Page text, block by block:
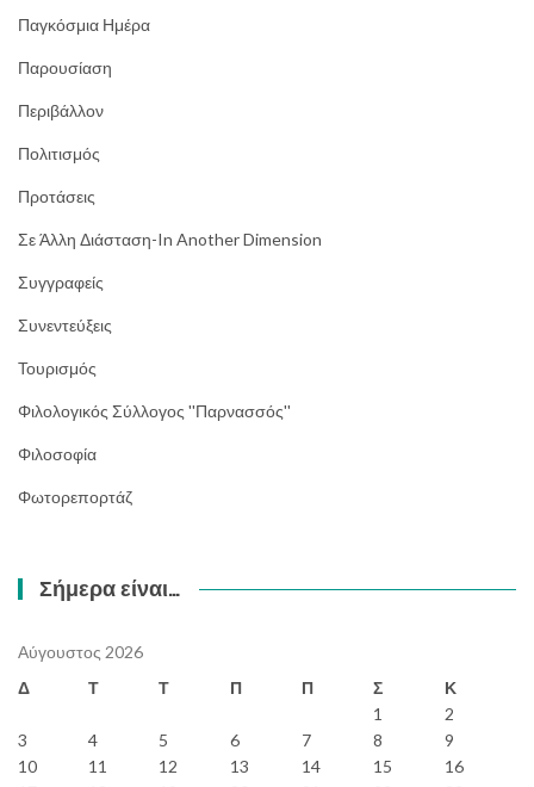
Παγκόσμια Ημέρα
Παρουσίαση
Περιβάλλον
Πολιτισμός
Προτάσεις
Σε Άλλη Διάσταση-In Another Dimension
Συγγραφείς
Συνεντεύξεις
Τουρισμός
Φιλολογικός Σύλλογος ''Παρνασσός''
Φιλοσοφία
Φωτορεπορτάζ
Σήμερα είναι…
Αύγουστος 2026
Δ
Τ Τ Π Π Σ
Κ
1
2
3
4 5 6 7 8
9
10
11 12 13 14 15
16